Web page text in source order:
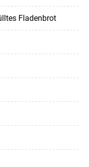
Fladenbrot